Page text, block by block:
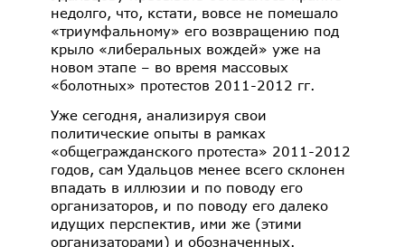
недолго, что, кстати, вовсе не помешало
«триумфальному» его возвращению под
крыло «либеральных вождей» уже на
новом этапе – во время массовых
«болотных» протестов 2011-2012 гг.
Уже сегодня, анализируя свои
политические опыты в рамках
«общегражданского протеста» 2011-2012
годов, сам Удальцов менее всего склонен
впадать в иллюзии и по поводу его
организаторов, и по поводу его далеко
идущих перспектив, ими же (этими
организаторами) и обозначенных.